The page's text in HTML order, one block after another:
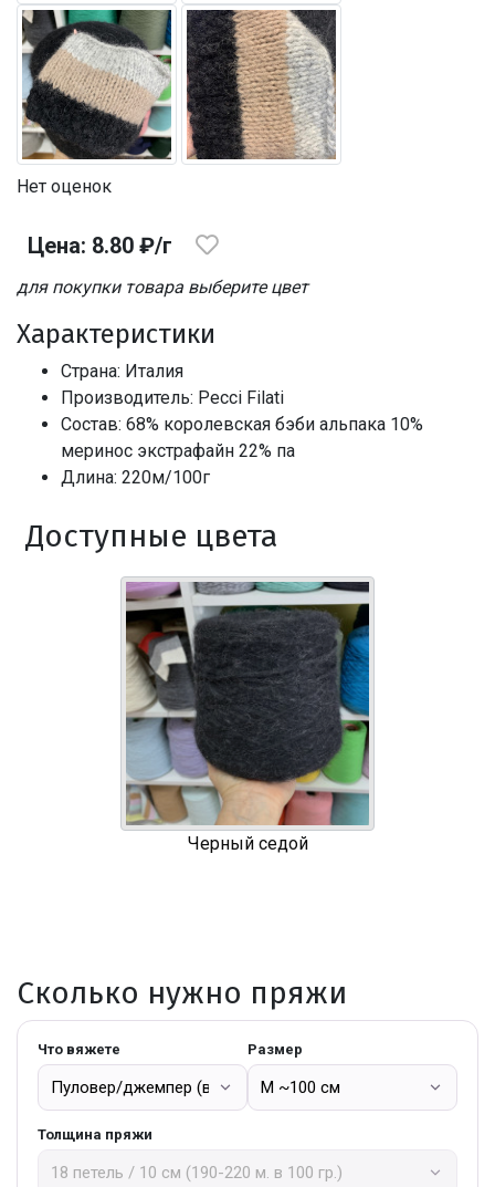
Нет оценок
Цена: 8.80 ₽/г
для покупки товара выберите цвет
Характеристики
Страна: Италия
Производитель: Pecci Filati
Состав: 68% королевская бэби альпака 10%
меринос экстрафайн 22% па
Длина: 220м/100г
Доступные цвета
Черный седой
Сколько нужно пряжи
Что вяжете Размер
Толщина пряжи